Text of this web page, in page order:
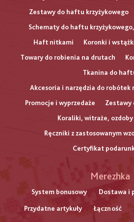
Zestawy do haftu krzyżykowego
Schematy do haftu
Haft nitkami
Koronki i
Towary do robienia na drutach
Tkanina do
Akcesoria i narzędzia do robótek
Promocje i wyprzedaże
Zestawy
Koraliki, witraże, ozdoby
Ręczniki z zastosowanym
Certyfikat
нижнього
колонтитулу
Merezhka
System bonusowy Dostawa i
Przydatne artykuły Łączność